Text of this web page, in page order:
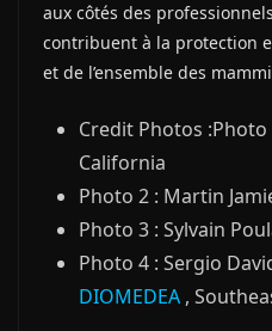
aux côtés des
contribuent à la protection
et de l’ensemble des
Credit Photos :Photo
California
Photo 2 : Martin
Photo 3 : Sylvain
Photo 4 : Sergio
DIOMEDEA ,